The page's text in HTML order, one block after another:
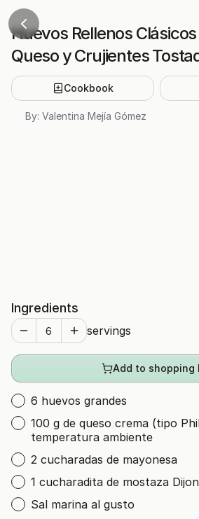
Huevos Rellenos
Queso y Crujientes
Cookbook
By: Valentina Mejía Gómez
Ingredients
servings
Add to shopping
6 huevos grandes
100 g de queso crema (tipo
temperatura ambiente
2 cucharadas de mayonesa
1 cucharadita de mostaza Dijon
Sal marina al gusto